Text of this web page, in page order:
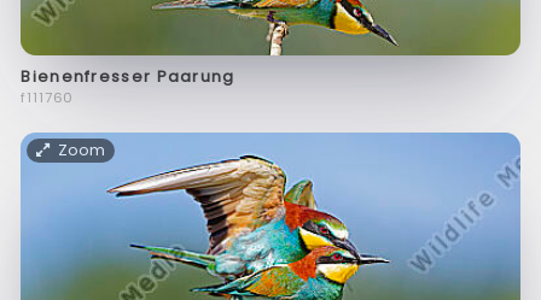
Bienenfresser Paarung
f111760
Zoom